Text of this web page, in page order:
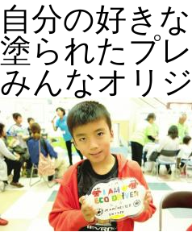
自分の好き
塗られたプ
みんなオリ